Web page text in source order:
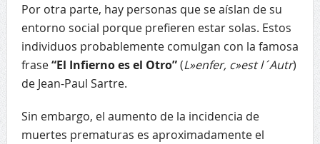
Por otra parte, hay personas que se aíslan de su
entorno social porque prefieren estar solas. Estos
individuos probablemente comulgan con la famosa
frase“El Infierno es el Otro”(L»enfer, c»est l´Autr)
de Jean-Paul Sartre.
Sin embargo, el aumento de la incidencia de
muertes prematuras es aproximadamente el